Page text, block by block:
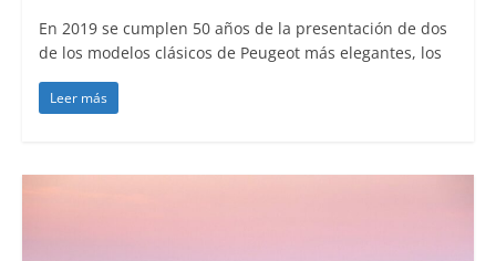
En 2019 se cumplen 50 años de la presentación de dos
de los modelos clásicos de Peugeot más elegantes, los
Leer más